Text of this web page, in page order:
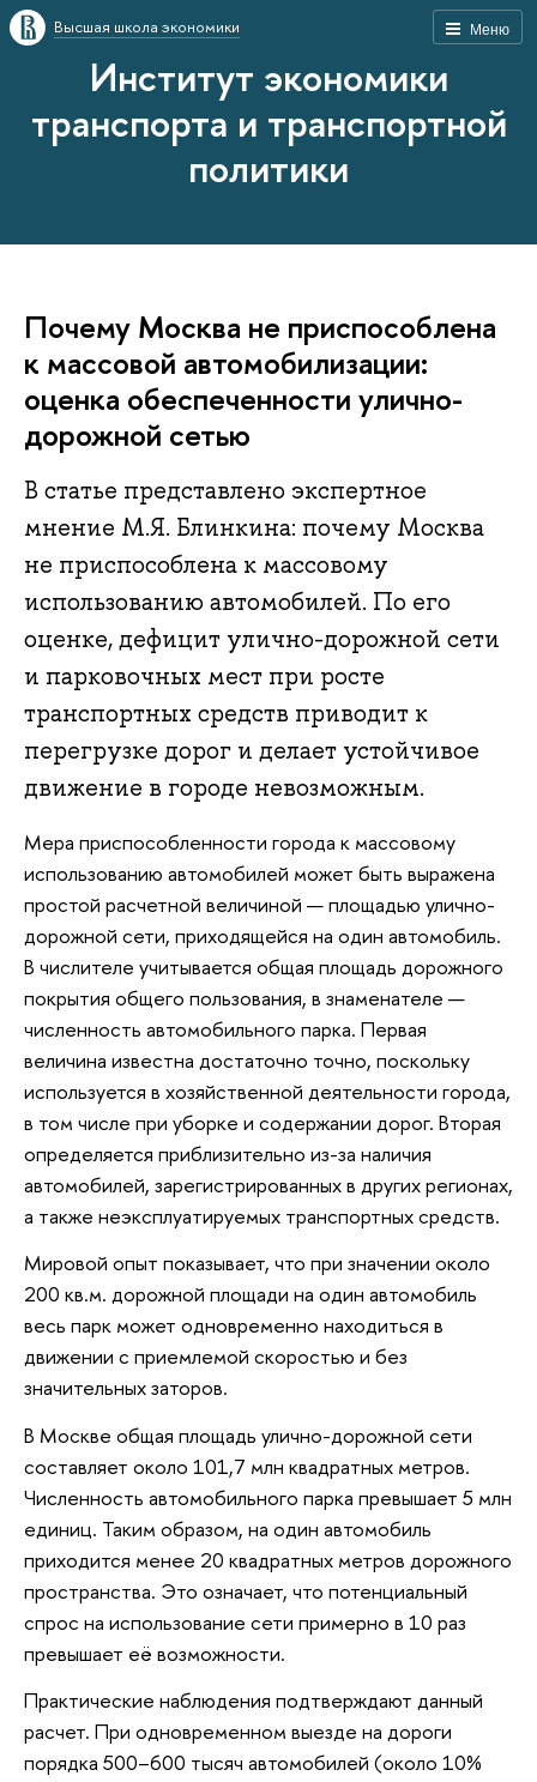
Меню
Высшая школа экономики
Институт экономики
транспорта и транспортной
политики
Почему Москва не приспособлена
к массовой автомобилизации:
оценка обеспеченности улично-
дорожной сетью
В статье представлено экспертное
мнение М.Я. Блинкина: почему Москва
не приспособлена к массовому
использованию автомобилей. По его
оценке, дефицит улично-дорожной сети
и парковочных мест при росте
транспортных средств приводит к
перегрузке дорог и делает устойчивое
движение в городе невозможным.
Мера приспособленности города к массовому
использованию автомобилей может быть выражена
простой расчетной величиной — площадью улично-
дорожной сети, приходящейся на один автомобиль.
В числителе учитывается общая площадь дорожного
покрытия общего пользования, в знаменателе —
численность автомобильного парка. Первая
величина известна достаточно точно, поскольку
используется в хозяйственной деятельности города,
в том числе при уборке и содержании дорог. Вторая
определяется приблизительно из-за наличия
автомобилей, зарегистрированных в других регионах,
а также неэксплуатируемых транспортных средств.
Мировой опыт показывает, что при значении около
200 кв.м. дорожной площади на один автомобиль
весь парк может одновременно находиться в
движении с приемлемой скоростью и без
значительных заторов.
В Москве общая площадь улично-дорожной сети
составляет около 101,7 млн квадратных метров.
Численность автомобильного парка превышает 5 млн
единиц. Таким образом, на один автомобиль
приходится менее 20 квадратных метров дорожного
пространства. Это означает, что потенциальный
спрос на использование сети примерно в 10 раз
превышает её возможности.
Практические наблюдения подтверждают данный
расчет. При одновременном выезде на дороги
порядка 500–600 тысяч автомобилей (около 10%